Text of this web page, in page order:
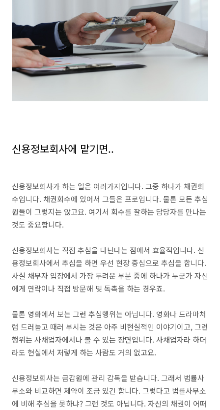
신용정보회사에 맡기면..
신용정보회사가 하는 일은 여러가지입니다. 그중 하나가 채권회
수입니다. 채권회수에 있어서 그들은 프로입니다. 물론 모든 추심
원들이 그렇지는 않고요. 여기서 회수를 잘하는 담당자를 만나는
것도 중요합니다.
신용정보회사는 직접 추심을 다닌다는 점에서 효율적입니다. 신
용정보회사에서 추심을 하면 우선 현장 중심으로 추심을 합니다.
사실 채무자 입장에서 가장 두려운 부분 중에 하나가 누군가 자신
에게 연락이나 직접 방문해 빚 독촉을 하는 경우죠.
물론 영화에서 보는 그런 추심행위는 아닙니다. 영화나 드라마처
럼 드러눕고 때러 부시는 것은 아주 비현실적인 이야기이고, 그런
행위는 사채업자에서나 볼 수 있는 장면입니다. 사채업자라 하더
라도 현실에서 저렇게 하는 사람도 거의 없고요.
신용정보회사는 금감원에 관리 감독을 받습니다. 그래서 법률사
무소와 비교하면 제약이 조금 있긴 합니다. 그렇다고 법률사무소
에 비해 추심을 못하냐? 그런 것도 아닙니다. 자신의 채권이 어떠